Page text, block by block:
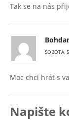
Tak se na nás
SOBOTA,
Moc chci hrát s
Napište